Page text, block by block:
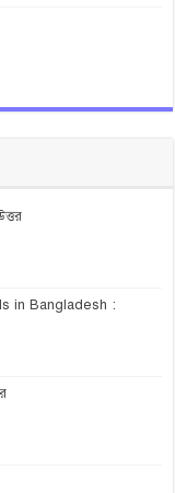
in Bangladesh :